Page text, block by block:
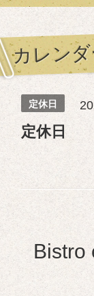
カレン
定休日
定休日
Bistro